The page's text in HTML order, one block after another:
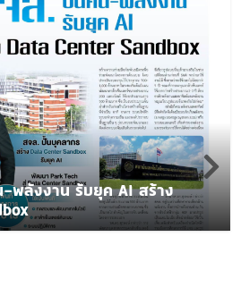
พลังงาน รับยุค AI สร้าง